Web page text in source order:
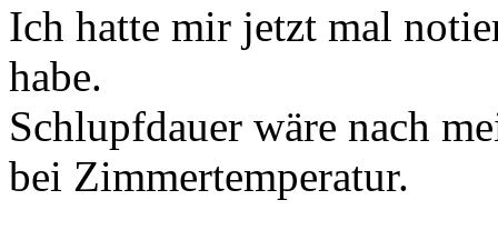
Ich hatte mir jetzt mal
habe.
Schlupfdauer wäre nach
bei Zimmertemperatur.